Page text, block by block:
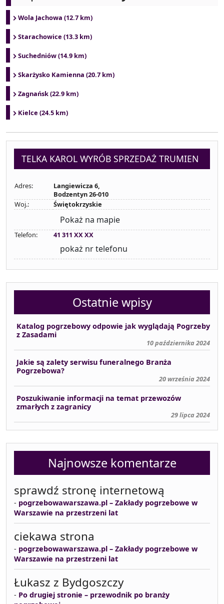
Wola Jachowa (12.7 km)
Starachowice (13.3 km)
Suchedniów (14.9 km)
Skarżysko Kamienna (20.7 km)
Zagnańsk (22.9 km)
Kielce (24.5 km)
TELKA KAROL WYRÓB SPRZEDAŻ TRUMIEN
Adres:
Langiewicza 6,
Bodzentyn 26-010
Woj.:
Świętokrzyskie
Pokaż na mapie
Telefon: 41 311 XX XX
pokaż nr telefonu
Ostatnie wpisy
Katalog pogrzebowy odpowie jak wyglądają Pogrzeby
z Zasadami
10 października 2024
Jakie są zalety serwisu funeralnego Branża
Pogrzebowa?
20 września 2024
Poszukiwanie informacji na temat przewozów
zmarłych z zagranicy
29 lipca 2024
Najnowsze komentarze
sprawdź stronę internetową
- pogrzebowawarszawa.pl – Zakłady pogrzebowe w
Warszawie na przestrzeni lat
ciekawa strona
- pogrzebowawarszawa.pl – Zakłady pogrzebowe w
Warszawie na przestrzeni lat
Łukasz z Bydgoszczy
- Po drugiej stronie – przewodnik po branży